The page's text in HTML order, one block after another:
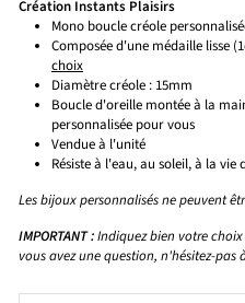
Création Instants Plaisirs
Mono boucle créole
Composée d'une médaille lisse
choix
Diamètre créole : 15mm
Boucle d'oreille montée à la
personnalisée pour vous
Vendue à l'unité
Résiste à l'eau, au soleil, à la vie
Les bijoux personnalisés ne peuvent
IMPORTANT :Indiquez bien votre
vous avez une question, n'hésitez-pas